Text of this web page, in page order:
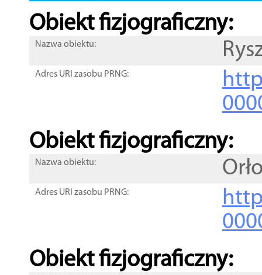
Obiekt fizjograficzny:
Nazwa obiektu:
Adres URI zasobu PRNG:
Obiekt fizjograficzny:
Nazwa obiektu:
Adres URI zasobu PRNG:
Obiekt fizjograficzny: